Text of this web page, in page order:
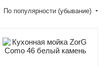
По популярности (убывание)